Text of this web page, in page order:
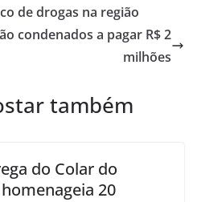
de drogas na região
condenados a pagar R$ 2
milhões
também
do Colar do
20